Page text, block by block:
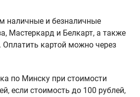
наличные и безналичные
Мастеркард и Белкарт, а также
картой можно через
по Минску при стоимости
если стоимость до 100 рублей,